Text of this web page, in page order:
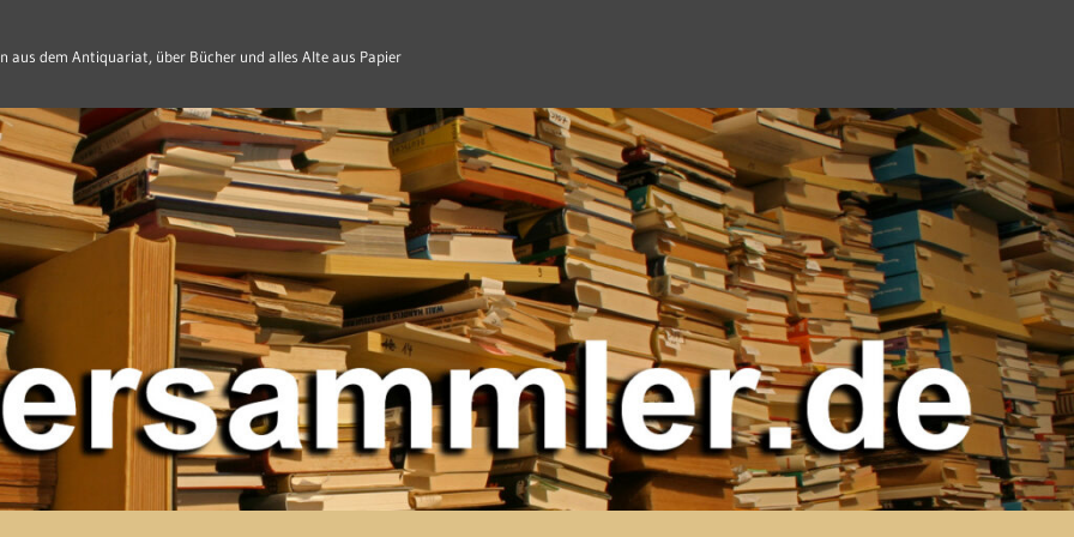
aus dem Antiquariat, über Bücher und alles Alte aus Papier